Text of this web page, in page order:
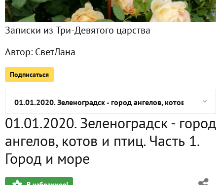
Записки из Три-Девятого царства
Автор: СветЛана
Подписаться
01.01.2020. Зеленоградск: музей "Домик ангелов"
01.01.2020. Зеленоградск: музей кошек "Мурариум"
01.01.2020. Зеленоградск - город ангелов, котов и птиц.
01.01.2020. Зеленоградск - город ангелов, котов и птиц.
01.01.2020. Зеленоградск - город ангелов, котов и птиц.
28 декабря: на календаре - зима, а за окном - весна
Предновогодняя красота!
Ура!!! Ура!!! Приз за конкурс уже у меня!!!
01.01.2020. Зеленоградск - город
ангелов, котов и птиц. Часть 1.
Город и море